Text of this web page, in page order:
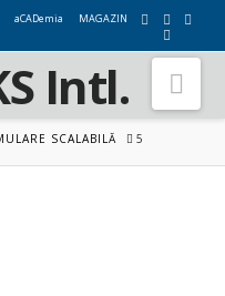
aCADemia MAGAZIN
SCALABILĂ 5